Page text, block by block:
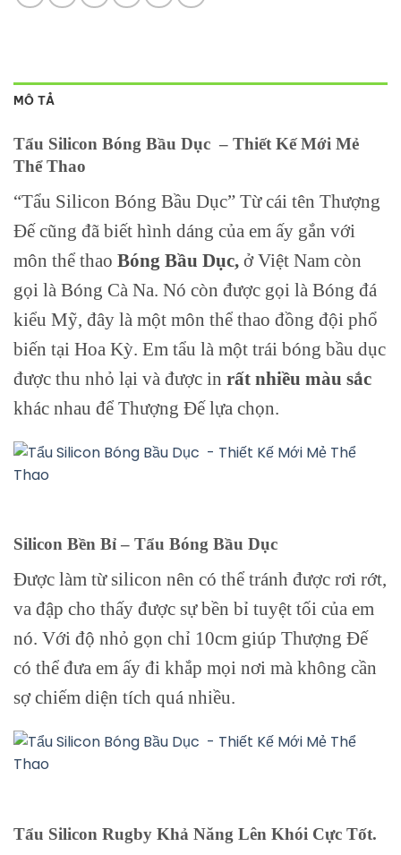
MÔ TẢ
Tẩu Silicon Bóng Bầu Dục – Thiết Kế Mới Mẻ
Thể Thao
“Tẩu Silicon Bóng Bầu Dục” Từ cái tên Thượng
Đế cũng đã biết hình dáng của em ấy gắn với
môn thể thao Bóng Bầu Dục, ở Việt Nam còn
gọi là Bóng Cà Na. Nó còn được gọi là Bóng đá
kiểu Mỹ, đây là một môn thể thao đồng đội phổ
biến tại Hoa Kỳ. Em tẩu là một trái bóng bầu dục
được thu nhỏ lại và được in rất nhiều màu sắc
khác nhau để Thượng Đế lựa chọn.
Silicon Bền Bỉ – Tẩu Bóng Bầu Dục
Được làm từ silicon nên có thể tránh được rơi rớt,
va đập cho thấy được sự bền bỉ tuyệt tối của em
nó. Với độ nhỏ gọn chỉ 10cm giúp Thượng Đế
có thể đưa em ấy đi khắp mọi nơi mà không cần
sợ chiếm diện tích quá nhiều.
Tẩu Silicon Rugby Khả Năng Lên Khói Cực Tốt.